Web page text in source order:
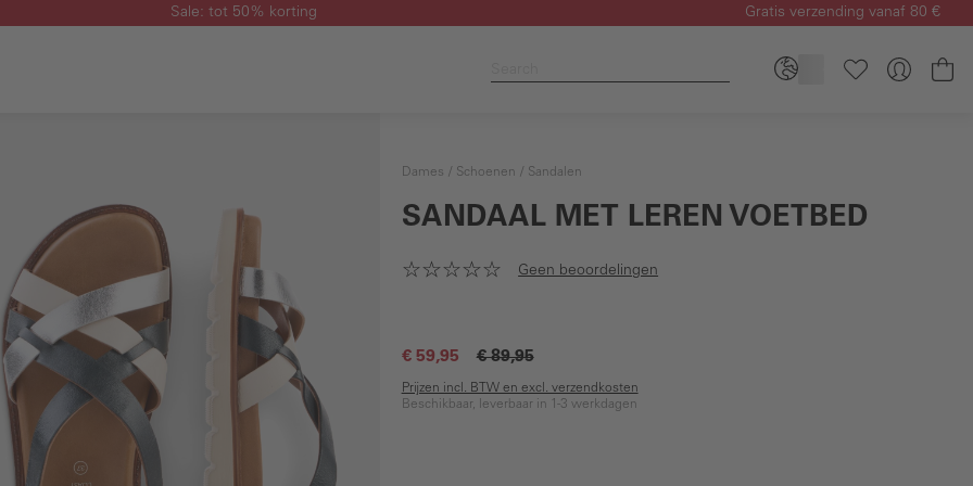
Sale: tot 50% korting Gratis verzending vanaf 80 €
Dames Schoenen Sandalen
SANDAAL MET LEREN VOETBED
Geen beoordelingen
€ 59,95 € 89,95
Prijzen incl. BTW en excl. verzendkosten
Beschikbaar, leverbaar in 1-3 werkdagen